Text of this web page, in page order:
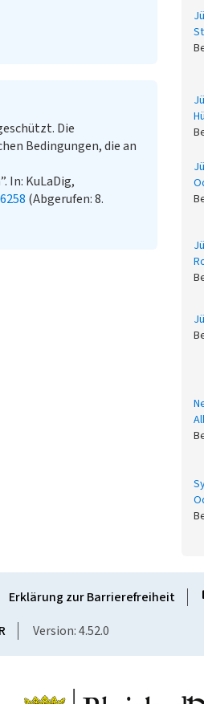
Die
Bedingungen, die an
In: KuLaDig,
(Abgerufen: 8.
Erklärung zur Barrierefreiheit
Version: 4.52.0